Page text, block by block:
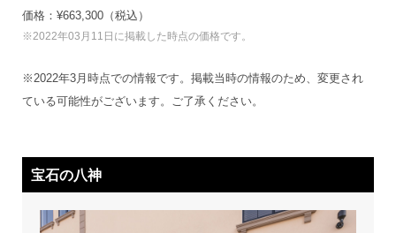
価格：¥663,300（税込）
※2022年03月11日に掲載した時点の価格です。
※2022年3月時点での情報です。掲載当時の情報のため、変更され
ている可能性がございます。ご了承ください。
宝石の八神